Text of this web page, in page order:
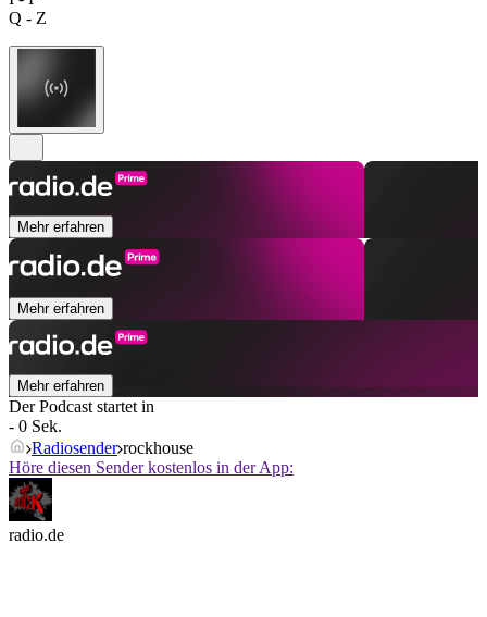
Q - Z
Mehr erfahren
Mehr erfahren
Mehr erfahren
Der Podcast startet in
- 0 Sek.
Radiosender rockhouse
Höre diesen Sender kostenlos in der App:
radio.de